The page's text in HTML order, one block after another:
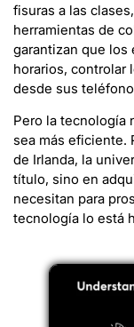
fisuras a las
herramientas de
garantizan que los
horarios, controlar
desde sus
Pero la tecnología
sea más eficiente.
de Irlanda, la
título, sino en
necesitan para
tecnología lo está